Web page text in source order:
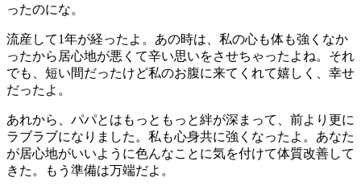
ったのにな。
流産して1年が経ったよ。あの時は、私の心も体も強くなか
ったから居心地が悪くて辛い思いをさせちゃったよね。それ
でも、短い間だったけど私のお腹に来てくれて嬉しく、幸せ
だったよ。
あれから、パパとはもっともっと絆が深まって、前より更に
ラブラブになりました。私も心身共に強くなったよ。あなた
が居心地がいいように色んなことに気を付けて体質改善して
きた。もう準備は万端だよ。